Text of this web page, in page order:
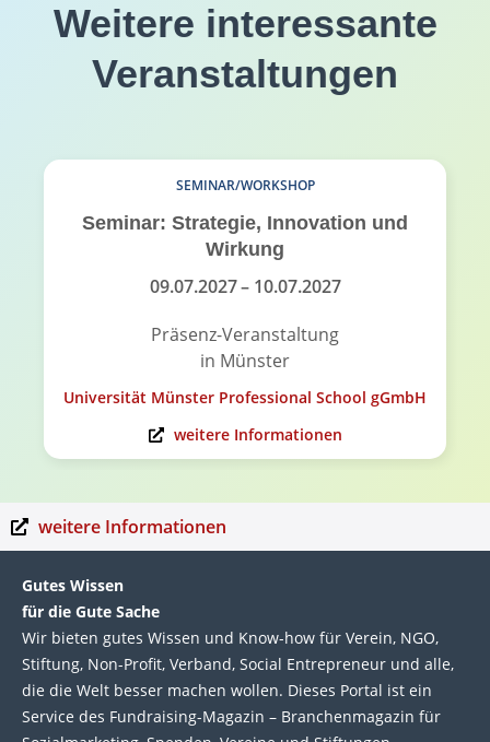
Weitere interessante
Veranstaltungen
SEMINAR/WORKSHOP
Seminar: Strategie, Innovation und
Wirkung
09.07.2027– 10.07.2027
Präsenz-Veranstaltung
in Münster
Universität Münster Professional School gGmbH
weitere Informationen
weitere Informationen
Gutes Wissen
für die Gute Sache
Wir bie­ten gutes Wis­sen und Know-how für Ver­ein, NGO,
Stif­tung, Non-Profit, Ver­band, Social Entre­pre­neur und alle,
die die Welt bes­ser machen wol­len. Die­ses Por­tal ist ein
Service des Fund­raising-Magazin – Bran­chen­magazin für